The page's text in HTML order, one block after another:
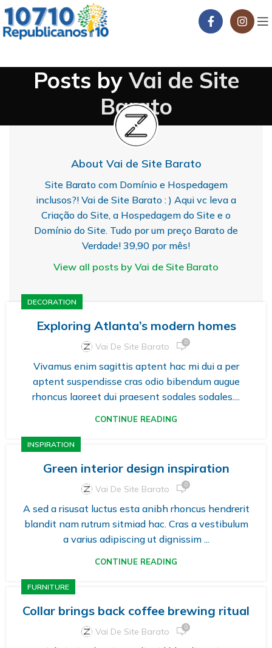
Posts by Vai de Site
Barato
About Vai de Site Barato
Site Barato com Domínio e Hospedagem
inclusos?! Vai de Site Barato : ) Aqui vc leva a
Criação do Site, a Hospedagem do Site e o
Domínio do Site. Tudo por um preço Barato de
Verdade! 39,90 por mês!
View all posts by Vai de Site Barato
DECORATION
Exploring Atlanta’s modern homes
Vai De Site Barato 0
Vivamus enim sagittis aptent hac mi dui a per
aptent suspendisse cras odio bibendum augue
rhoncus laoreet dui praesent sodales sodales....
CONTINUE READING
INSPIRATION
Green interior design inspiration
Vai De Site Barato 0
A sed a risusat luctus esta anibh rhoncus hendrerit
blandit nam rutrum sitmiad hac. Cras a vestibulum
a varius adipiscing ut dignissim ...
CONTINUE READING
FURNITURE
Collar brings back coffee brewing ritual
Vai De Site Barato 0